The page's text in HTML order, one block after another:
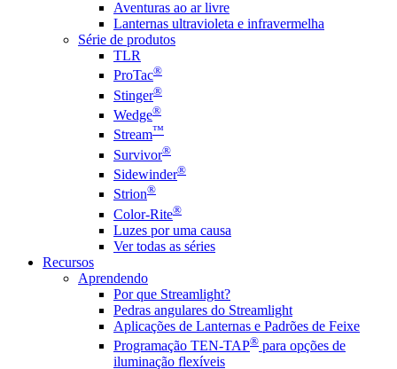
Aventuras ao ar livre
Lanternas ultravioleta e infravermelha
Série de produtos
TLR
ProTac®
Stinger®
Wedge®
Stream™
Survivor®
Sidewinder®
Strion®
Color-Rite®
Luzes por uma causa
Ver todas as séries
Recursos
Aprendendo
Por que Streamlight?
Pedras angulares do Streamlight
Aplicações de Lanternas e Padrões de Feixe
Programação TEN-TAP® para opções de
iluminação flexíveis